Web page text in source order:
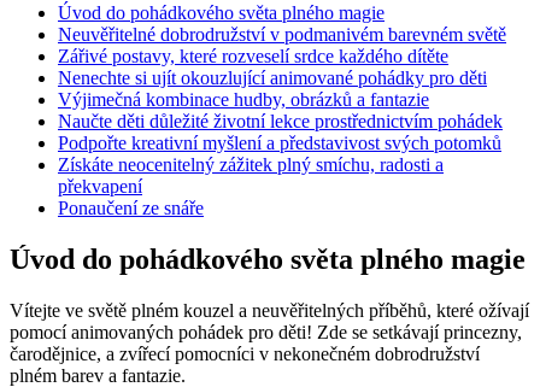
Úvod ​do pohádkového světa plného magie
Neuvěřitelné dobrodružství‌ v podmanivém barevném⁤ světě
Zářivé postavy, které rozveselí ⁣srdce ​každého dítěte
Nenechte si ⁢ujít okouzlující animované ‌pohádky pro děti
Výjimečná ⁣kombinace hudby, obrázků a fantazie
Naučte děti důležité ⁣životní lekce⁣ prostřednictvím ‌pohádek
Podpořte kreativní myšlení a představivost svých⁤ potomků
Získáte neocenitelný zážitek plný smíchu, radosti a
překvapení
Ponaučení​ ze snáře
Úvod ​do pohádkového světa plného magie
Vítejte ve světě plném kouzel a neuvěřitelných příběhů, které⁣ ožívají
​pomocí animovaných pohádek ⁤pro ⁤děti! Zde se setkávají ⁤princezny,
čarodějnice, a ⁢zvířecí⁤ pomocníci v nekonečném dobrodružství
plném barev ⁣a fantazie.